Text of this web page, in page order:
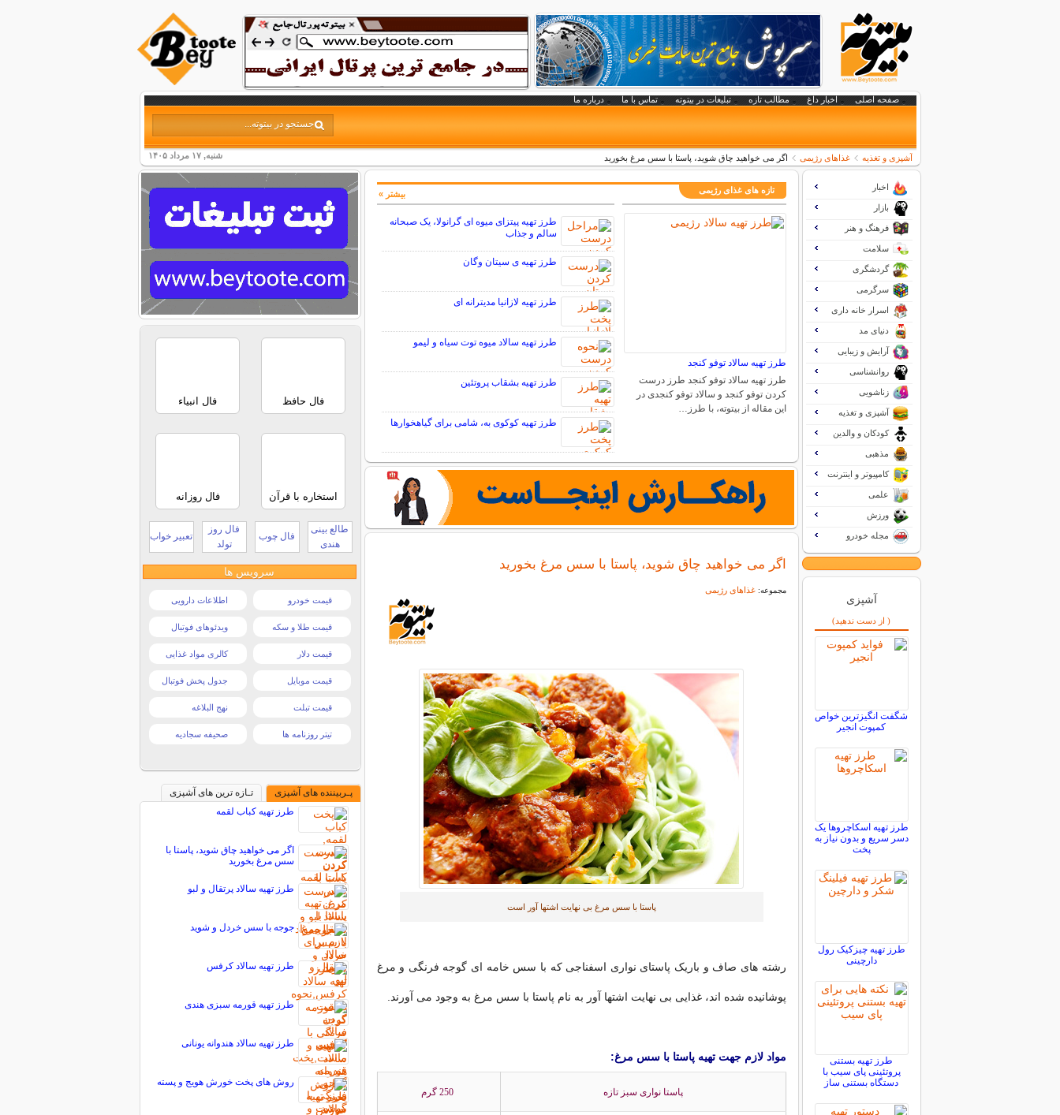
صفحه اصلی اخبار داغ مطالب تازه تبلیغات در بیتوته تماس با ما درباره ما
شنبه, ۱۷ مرداد ۱۴۰۵ آشپزی و تغذیه غذاهای رژیمی اگر می خواهید چاق شوید، پاستا با سس مرغ بخورید
تازه های غذای رژیمی
طرز تهیه سالاد توفو کنجد
طرز تهیه سالاد توفو کنجد طرز درست
کردن توفو کنجد و سالاد توفو کنجدی در
این مقاله از بیتوته، با طرز…
طرز تهیه پیتزای میوه ای گرانولا، یک صبحانه
سالم و جذاب
طرز تهیه ی سیتان وگان
طرز تهیه لازانیا مدیترانه ای
طرز تهیه سالاد میوه توت سیاه و لیمو
طرز تهیه بشقاب پروتئین
طرز تهیه کوکوی به، شامی برای گیاهخوارها
بیشتر »
اگر می خواهید چاق شوید، پاستا با سس مرغ بخورید
مجموعه:غذاهای رژیمی
پاستا با سس مرغ بی نهایت اشتها آور است
رشته های صاف و باریک پاستای نواری اسفناجی که با سس خامه ای گوجه فرنگی و مرغ
پوشانیده شده اند، غذایی بی نهایت اشتها آور به نام پاستا با سس مرغ به وجود می آورند.
مواد لازم جهت تهیه پاستا با سس مرغ:
پاستا نواری سبز تازه
اخبار
بازار
فرهنگ و هنر
سلامت
گردشگری
سرگرمی
اسرار خانه داری
دنیای مد
آرایش و زیبایی
روانشناسی
زناشویی
آشپزی و تغذیه
کودکان و والدین
مذهبی
کامپیوتر و اینترنت
علمی
ورزش
مجله خودرو
آشپزی
( از دست ندهید)
شگفت انگیزترین خواص
کمپوت انجیر
طرز تهیه اسکاچروها یک
دسر سریع و بدون نیاز به
پخت
طرز تهیه چیزکیک رول
دارچینی
طرز تهیه بستنی
پروتئینی پای سیب با
دستگاه بستنی ساز
فال حافظ فال انبیاء
استخاره با قرآن فال روزانه
طالع بینی
هندی
فال چوب
فال روز
تولد
تعبیر خواب
سرویس ها
قیمت خودرو اطلاعات دارویی
قیمت طلا و سکه ویدئوهای فوتبال
قیمت دلار کالری مواد غذایی
قیمت موبایل جدول پخش فوتبال
قیمت تبلت نهج البلاغه
تیتر روزنامه ها صحیفه سجادیه
پـربیننده های آشپزی
تـازه ترین های آشپزی
طرز تهیه کباب لقمه
اگر می خواهید چاق شوید، پاستا با
سس مرغ بخورید
طرز تهیه سالاد پرتقال و لبو
جوجه با سس خردل و شوید
طرز تهیه سالاد کرفس
طرز تهیه قورمه سبزی هندی
طرز تهیه سالاد هندوانه یونانی
روش های پخت خورش هویج و پسته